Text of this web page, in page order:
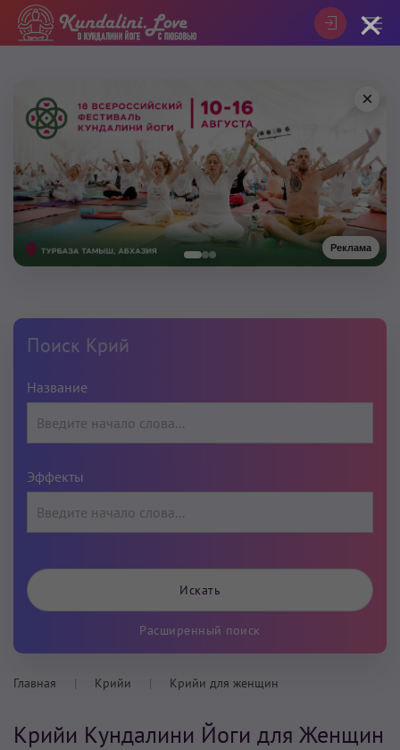
Реклама
×
Поиск Крий
Название
Эффекты
Расширенный поиск
Главная Крийи Крийи для женщин
Крийи Кундалини Йоги для Женщин
×